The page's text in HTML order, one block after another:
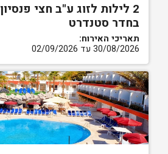
2 לילות לזוג ע"ב חצי פנסיון
בחדר סטנדרט
תאריכי האירוח:
30/08/2026 עד 02/09/2026